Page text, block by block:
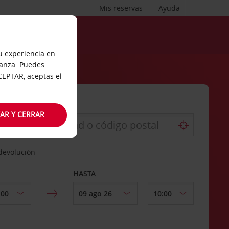
Ayuda
Mis reservas
HASTA
experiencia en
Puedes
aceptas el
Y CERRAR